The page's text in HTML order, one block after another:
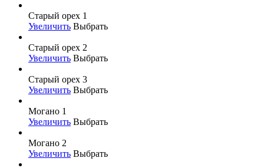
Старый орех 1
Увеличить Выбрать
Старый орех 2
Увеличить Выбрать
Старый орех 3
Увеличить Выбрать
Могано 1
Увеличить Выбрать
Могано 2
Увеличить Выбрать